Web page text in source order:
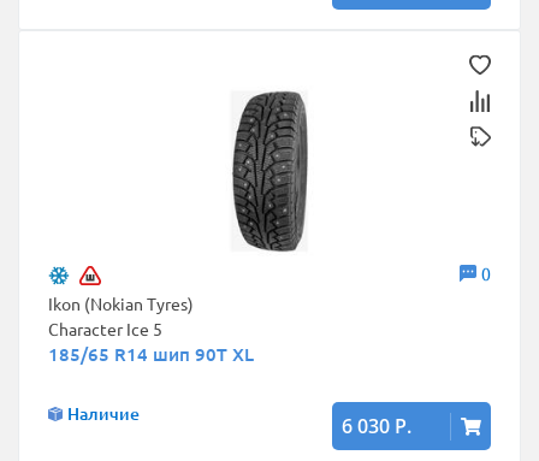
0
Ikon (Nokian Tyres)
Character Ice 5
185/65 R14 шип 90T XL
Наличие 6 030 Р.